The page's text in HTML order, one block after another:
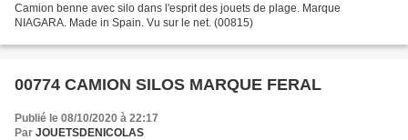
Camion benne avec silo dans l'esprit des jouets de plage. Marque
NIAGARA. Made in Spain. Vu sur le net. (00815)
00774 CAMION SILOS MARQUE FERAL
Publié le 08/10/2020 à 22:17
Par JOUETSDENICOLAS